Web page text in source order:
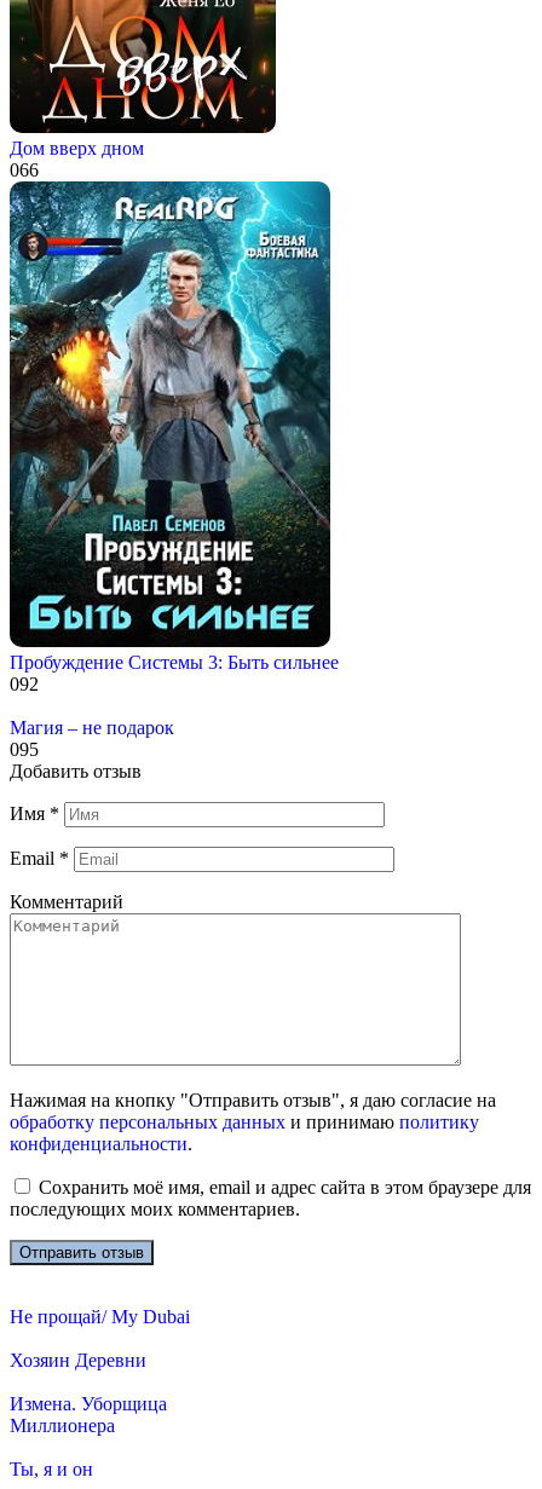
Дом вверх дном
066
Пробуждение Системы 3: Быть сильнее
092
Магия – не подарок
095
Добавить отзыв
Имя *
Email *
Комментарий
Нажимая на кнопку "Отправить отзыв", я даю согласие на
обработку персональных данных и принимаю политику
конфиденциальности.
Сохранить моё имя, email и адрес сайта в этом браузере для
последующих моих комментариев.
Не прощай/ My Dubai
Хозяин Деревни
Измена. Уборщица
Миллионера
Ты, я и он